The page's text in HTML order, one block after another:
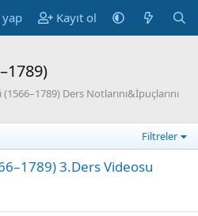
Kayıt ol
Ders Notlarını&İpuçlarını
Filtreler
3.Ders Videosu